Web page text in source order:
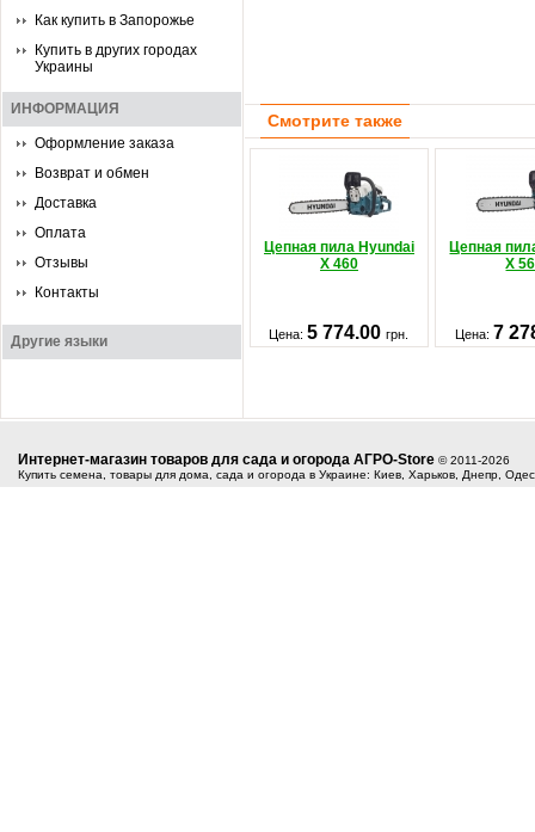
Как купить в Запорожье
Купить в других городах
Украины
ИНФОРМАЦИЯ
Оформление заказа
Возврат и обмен
Доставка
Оплата
Отзывы
Контакты
Другие языки
Смотрите также
Цепная пила Hyundai
Х 460
Цепная
Х
Цена:5 774.00грн. Цена: 7
Интернет-магазин товаров для сада и огорода АГРО-Store © 2011-2026
Купить семена, товары для дома, сада и огорода в Украине: Киев, Харьков, Днепр,